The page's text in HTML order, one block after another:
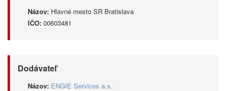
Názov: Hlavné mesto SR Bratislava
IČO: 00603481
Dodávateľ
Názov: ENGIE Services a.s.